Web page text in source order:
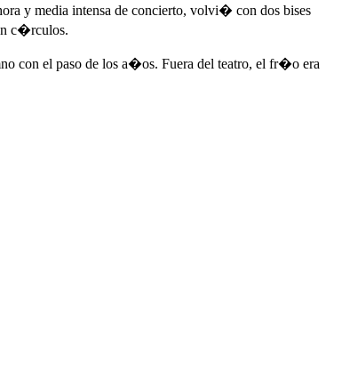
y media intensa de concierto, volvi� con dos bises
c�rculos.
con el paso de los a�os. Fuera del teatro, el fr�o era